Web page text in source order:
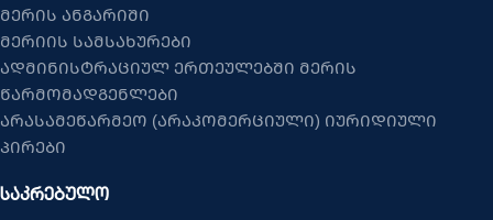
მერის ანგარიში
მერიის სამსახურები
ადმინისტრაციულ ერთეულებში მერის
წარმომადგენლები
არასამეწარმეო (არაკომერციული) იურიდიული
პირები
ᲡᲐᲙᲠᲔᲑᲣᲚᲝ